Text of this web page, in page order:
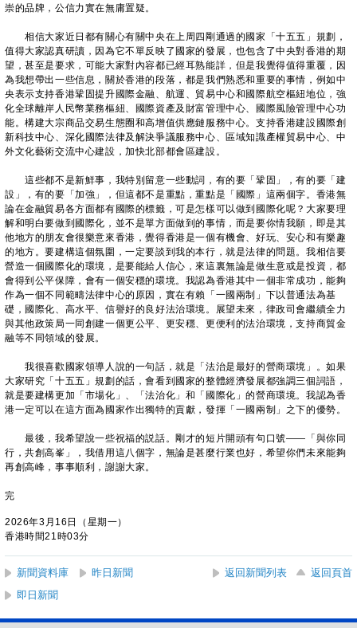
崇的品牌，公信力實在無庸置疑。
相信大家近日都有關心有關中央在上周四剛通過的國家「十五五」規劃，
值得大家認真研讀，因為它不單反映了國家的發展，也包含了中央對香港的期
望，甚至是要求，可能大家對內容都已經耳熟能詳，但是我覺得值得重覆，因
為我想帶出一些信息，關於香港的段落，都是我們熟悉和重要的事情，例如中
央表示支持香港鞏固提升國際金融、航運、貿易中心和國際航空樞紐地位，強
化全球離岸人民幣業務樞紐、國際資產及財富管理中心、國際風險管理中心功
能。構建大宗商品交易生態圈和高增值供應鏈服務中心。支持香港建設國際創
新科技中心、深化國際法律及解決爭議服務中心、區域知識產權貿易中心、中
外文化藝術交流中心建設，加快北部都會區建設。
這些都不是新鮮事，我特別留意一些動詞，有的要「鞏固」，有的要「建
設」，有的要「加強」，但這都不是重點，重點是「國際」這兩個字。香港無
論在金融貿易各方面都有國際的標籤，可是怎樣可以做到國際化呢？大家要理
解和明白要做到國際化，並不是單方面做到的事情，而是要你情我願，即是其
他地方的朋友會很樂意來香港，覺得香港是一個有機會、好玩、安心和有樂趣
的地方。要建構這個氛圍，一定要談到我的本行，就是法律的問題。我相信要
營造一個國際化的環境，是要能給人信心，來這裏無論是做生意或是投資，都
會得到公平保障，會有一個安穩的環境。我認為香港其中一個非常成功，能夠
作為一個不同範疇法律中心的原因，實在有賴「一國兩制」下以普通法為基
礎，國際化、高水平、信譽好的良好法治環境。展望未來，律政司會繼續全力
與其他政策局一同創建一個更公平、更安穩、更便利的法治環境，支持商貿金
融等不同領域的發展。
我很喜歡國家領導人說的一句話，就是「法治是最好的營商環境」。如果
大家研究「十五五」規劃的話，會看到國家的整體經濟發展都強調三個詞語，
就是要建構更加「市場化」、「法治化」和「國際化」的營商環境。我認為香
港一定可以在這方面為國家作出獨特的貢獻，發揮「一國兩制」之下的優勢。
最後，我希望說一些祝福的説話。剛才的短片開頭有句口號——「與你同
行，共創高峯」，我借用這八個字，無論是甚麼行業也好，希望你們未來能夠
再創高峰，事事順利，謝謝大家。
完
2026年3月16日（星期一）
香港時間21時03分
新聞資料庫 昨日新聞 返回新聞列表
返回頁首
即日新聞